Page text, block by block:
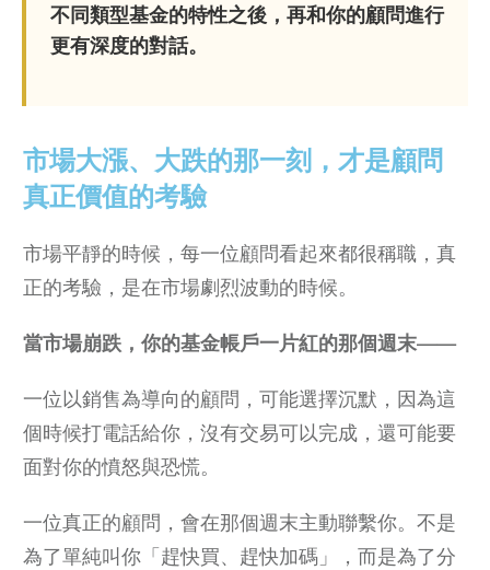
不同類型基金的特性之後，再和你的顧問進行
更有深度的對話。
市場大漲、大跌的那一刻，才是顧問
真正價值的考驗
市場平靜的時候，每一位顧問看起來都很稱職，真
正的考驗，是在市場劇烈波動的時候。
當市場崩跌，你的基金帳戶一片紅的那個週末——
一位以銷售為導向的顧問，可能選擇沉默，因為這
個時候打電話給你，沒有交易可以完成，還可能要
面對你的憤怒與恐慌。
一位真正的顧問，會在那個週末主動聯繫你。不是
為了單純叫你「趕快買、趕快加碼」，而是為了分